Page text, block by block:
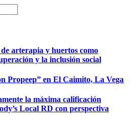
arterapia y huertos como
y la inclusión social
Propeep” en El Caimito, La Vega
la máxima calificación
Local RD con perspectiva